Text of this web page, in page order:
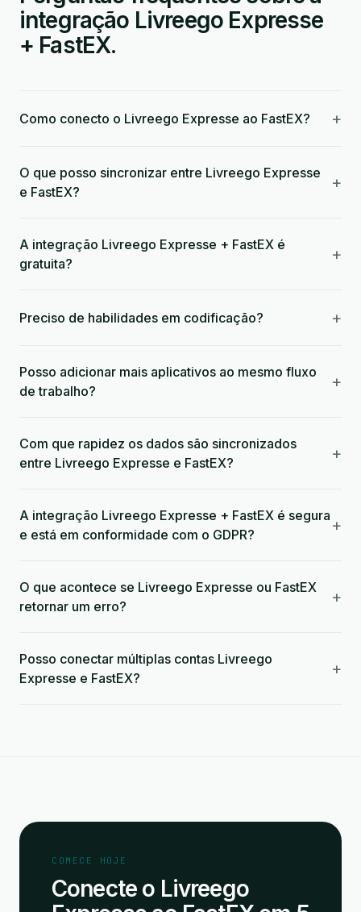
integração Livreego Expresse
+ FastEX.
Como conecto o Livreego Expresse ao FastEX? +
O que posso sincronizar entre Livreego Expresse
e FastEX?
+
A integração Livreego Expresse + FastEX é
gratuita?
+
Preciso de habilidades em codificação? +
Posso adicionar mais aplicativos ao mesmo fluxo
de trabalho?
+
Com que rapidez os dados são sincronizados
entre Livreego Expresse e FastEX?
+
A integração Livreego Expresse + FastEX é segura
e está em conformidade com o GDPR?
+
O que acontece se Livreego Expresse ou FastEX
retornar um erro?
+
Posso conectar múltiplas contas Livreego
Expresse e FastEX?
+
COMECE HOJE
Conecte o Livreego